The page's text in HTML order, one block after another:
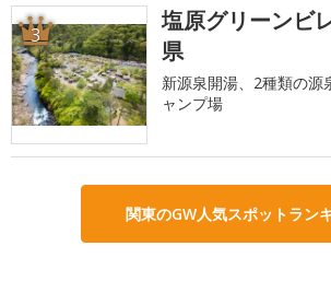
3
塩原グリーンビ
県
新源泉開湯、2種類の源
ャンプ場
関東のGW人気スポットラン